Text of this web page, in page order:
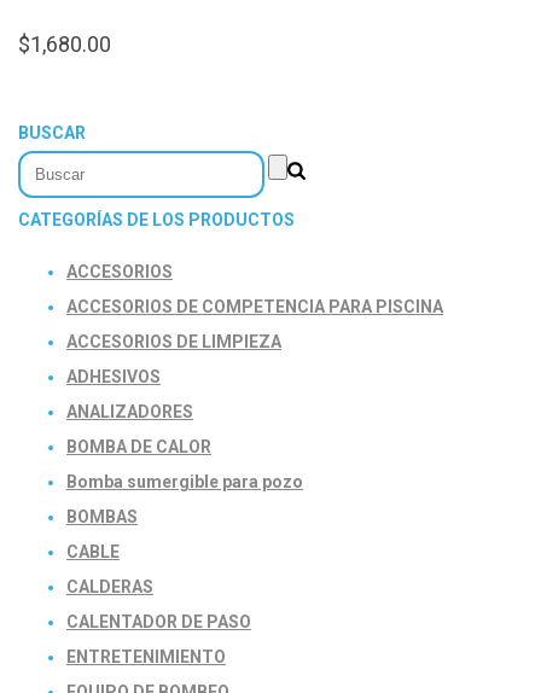
$1,680.00
BUSCAR
CATEGORÍAS DE LOS PRODUCTOS
ACCESORIOS
ACCESORIOS DE COMPETENCIA PARA PISCINA
ACCESORIOS DE LIMPIEZA
ADHESIVOS
ANALIZADORES
BOMBA DE CALOR
Bomba sumergible para pozo
BOMBAS
CABLE
CALDERAS
CALENTADOR DE PASO
ENTRETENIMIENTO